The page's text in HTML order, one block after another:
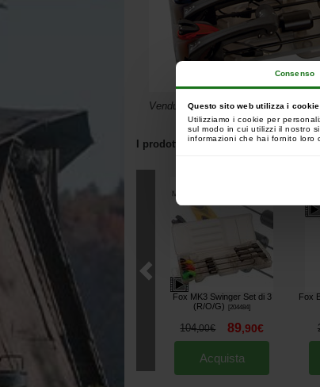
Consenso
Questo sito web utilizza i cookie
Utilizziamo i cookie per
sul modo in cui utilizzi il nostro
informazioni che hai fornito loro
Venduto senza lo swinger illuminato
I prodotti correlati a questo articolo:
I clienti che
Fox MK3 Swinger Set di 3
(R/O/G)
204484]
104,00€ 89,90€
Acquista
Fox